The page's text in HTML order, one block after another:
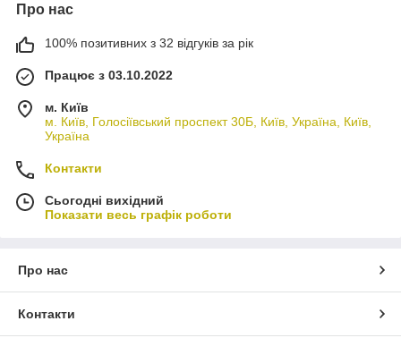
Про нас
100% позитивних з 32 відгуків за рік
Працює з 03.10.2022
м. Київ
м. Київ, Голосіївський проспект 30Б, Київ, Україна, Київ,
Україна
Контакти
Сьогодні вихідний
Показати весь графік роботи
Про нас
Контакти